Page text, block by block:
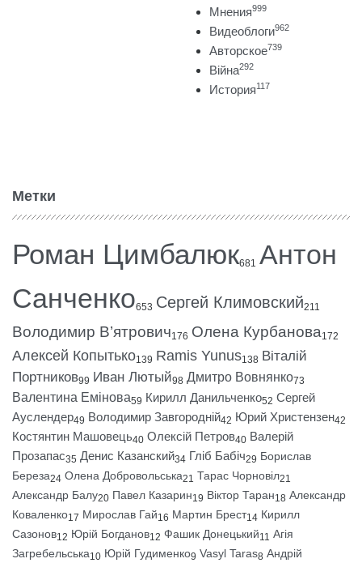
Мнения999
Видеоблоги962
Авторское739
Війна292
История117
Метки
Роман Цимбалюк681 Антон
Санченко653 Сергей Климовский211
Володимир В’ятрович176 Олена Курбанова172
Алексей Копытько139 Ramis Yunus138 Віталій
Портников99 Иван Лютый98 Дмитро Вовнянко73
Валентина Емінова59 Кирилл Данильченко52 Сергей
Ауслендер49 Володимир Завгородній42 Юрий Христензен42
Костянтин Машовець40 Олексій Петров40 Валерій
Прозапас35 Денис Казанский34 Гліб Бабіч29 Борислав
Береза24 Олена Добровольська21 Тарас Чорновіл21
Александр Балу20 Павел Казарин19 Віктор Таран18 Александр
Коваленко17 Мирослав Гай16 Мартин Брест14 Кирилл
Сазонов12 Юрій Богданов12 Фашик Донецький11 Агія
Загребельська10 Юрій Гудименко9 Vasyl Taras8 Андрій